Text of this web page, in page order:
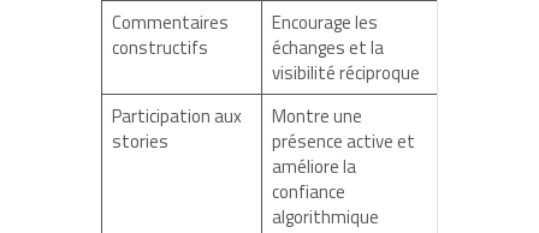
Commentaires
constructifs
Encourage les
échanges et la
visibilité réciproque
Participation aux
stories
Montre une
présence active et
améliore la
confiance
algorithmique